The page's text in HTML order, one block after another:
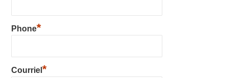
Phone*
Courriel*